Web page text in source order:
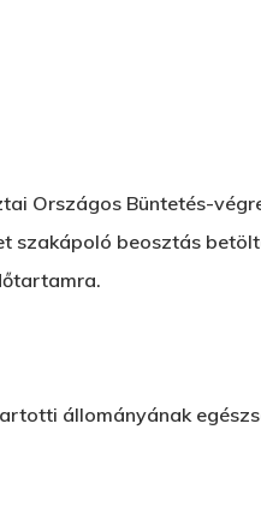
Országos Büntetés-
szakápoló beosztás
állományának